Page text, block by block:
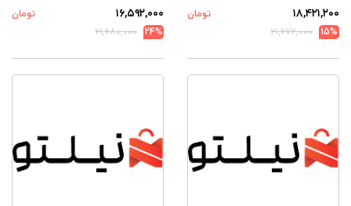
۱۸,۴۲۱,۲۰۰
تومان
15%
۲۱,۶۷۲,۰۰۰
۱۶,۵۹۲,۰۰۰
تومان
24%
۲۱,۶۸۰,۰۰۰